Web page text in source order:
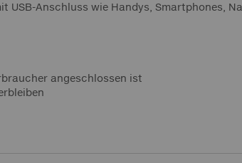
USB-Anschluss wie Handys, Smartphones,
angeschlossen ist